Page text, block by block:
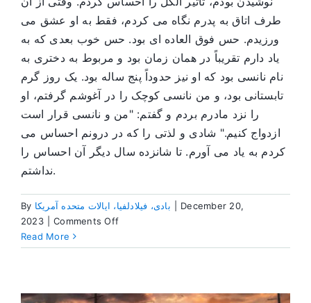
طرف اتاق به پدرم نگاه می کردم، فقط به او عشق می
ورزیدم. حس فوق العاده ای بود. حس خوب بعدی که به
یاد دارم تقریباً در همان زمان بود و مربوط به دختری به
نام نانسی بود که او نیز حدوداً پنج ساله بود. یک روز گرم
تابستانی بود، و من نانسی کوچک را در آغوشم گرفتم، او
را نزد مادرم بردم و گفتم: "من و نانسی قرار است
ازدواج کنیم." شادی و لذتی را که در درونم احساس می
کردم به یاد می آورم. تا شانزده سال دیگر آن احساس را
نداشتم.
By بادی، فیلادلفیا، ایالات متحده آمریکا
December 20,
2023
Comments Offon
گرفتن
از
Read More